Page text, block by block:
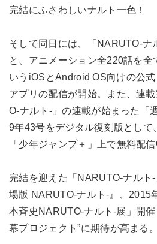
完結にふさわしいナルト一色！
そして同日には、「NARUTO-ナ
と、アニメーション全220話を全
いうiOSとAndroid OS向けの公式
アプリの配信が開始。また、連
O-ナルト-」の連載が始まった「
9年43号をデジタル復刻版として
「少年ジャンプ＋」上で無料配信
完結を迎えた「NARUTO-ナルト
場版 NARUTO-ナルト-』、2015
本斉史NARUTO-ナルト-展」開
幕プロジェクト”に期待が高まる。